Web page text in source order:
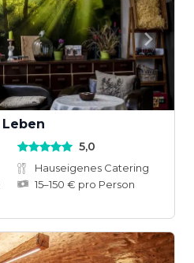
5,0
Hauseigenes Catering
15–150 € pro Person